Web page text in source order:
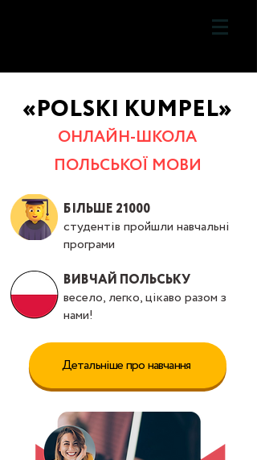
«POLSKI KUMPEL»
ОНЛАЙН-ШКОЛА
ПОЛЬСЬКОЇ МОВИ
БІЛЬШЕ 21000
студентів пройшли навчальні
програми
ВИВЧАЙ ПОЛЬСЬКУ
весело, легко, цікаво разом з
нами!
Детальніше про навчання